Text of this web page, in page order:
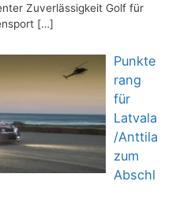
Zuverlässigkeit Golf für
[…]
Punkte
rang
für
Latvala
/Anttila
zum
Abschl